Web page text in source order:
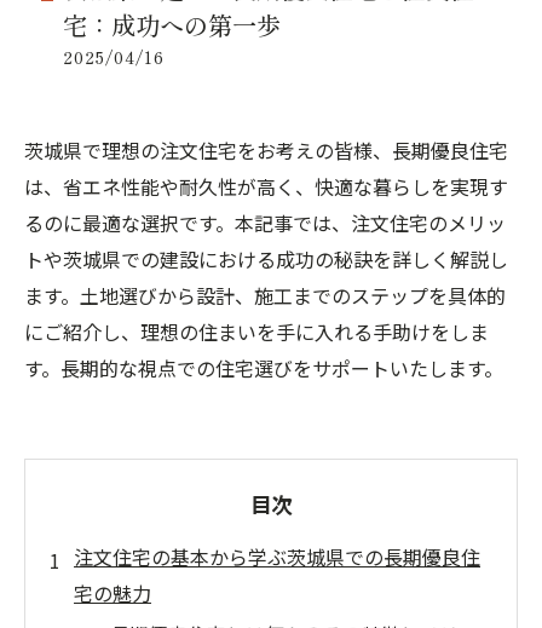
宅：成功への第一歩
2025/04/16
茨城県で理想の注文住宅をお考えの皆様、長期優良住宅
は、省エネ性能や耐久性が高く、快適な暮らしを実現す
るのに最適な選択です。本記事では、注文住宅のメリッ
トや茨城県での建設における成功の秘訣を詳しく解説し
ます。土地選びから設計、施工までのステップを具体的
にご紹介し、理想の住まいを手に入れる手助けをしま
す。長期的な視点での住宅選びをサポートいたします。
目次
注文住宅の基本から学ぶ茨城県での長期優良住
宅の魅力